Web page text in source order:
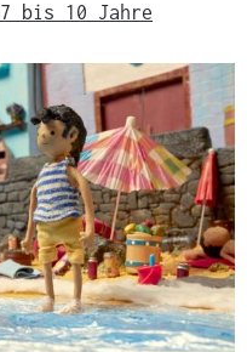
7 bis 10 Jahre